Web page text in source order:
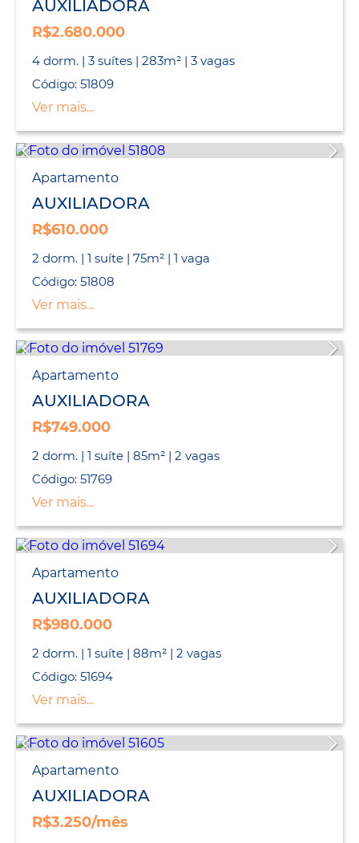
AUXILIADORA
R$2.680.000
4 dorm. | 3 suítes | 283m² | 3 vagas
Código: 51809
Ver mais...
Apartamento
AUXILIADORA
R$610.000
2 dorm. | 1 suíte | 75m² | 1 vaga
Código: 51808
Ver mais...
Apartamento
AUXILIADORA
R$749.000
2 dorm. | 1 suíte | 85m² | 2 vagas
Código: 51769
Ver mais...
Apartamento
AUXILIADORA
R$980.000
2 dorm. | 1 suíte | 88m² | 2 vagas
Código: 51694
Ver mais...
Apartamento
AUXILIADORA
R$3.250/mês